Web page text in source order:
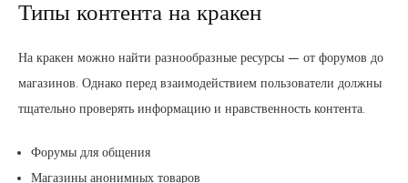
Типы контента на кракен
На кракен можно найти разнообразные ресурсы — от форумов до
магазинов. Однако перед взаимодействием пользователи должны
тщательно проверять информацию и нравственность контента.
Форумы для общения
Магазины анонимных товаров